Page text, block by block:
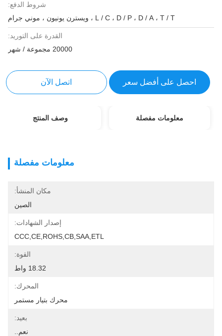
شروط الدفع:
L / C ، D / P ، D / A ، T / T ، ويسترن يونيون ، موني جرام
القدرة على التوريد:
20000 مجموعة / شهر
احصل على أفضل سعر اتصل الآن
معلومات مفصلة وصف المنتج
معلومات مفصلة
مكان المنشأ:
الصين
إصدار الشهادات:
CCC,CE,ROHS,CB,SAA,ETL
القوة:
18.32 واط
المحرك:
محرك بتيار مستمر
بعيد:
نعم..